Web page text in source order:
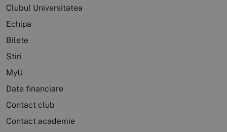
Clubul Universitatea
Echipa
Bilete
Știri
MyU
Date financiare
Contact club
Contact academie